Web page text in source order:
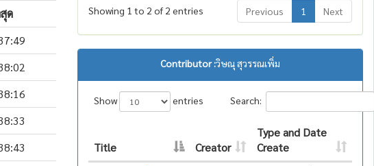
ด
Showing 1 to 2 of 2 entries Previous 1 Next
Contributor :วิษณุ สุวรรณเพิ่ม
Show entries Search:
Title Creator
Type and Date
Create